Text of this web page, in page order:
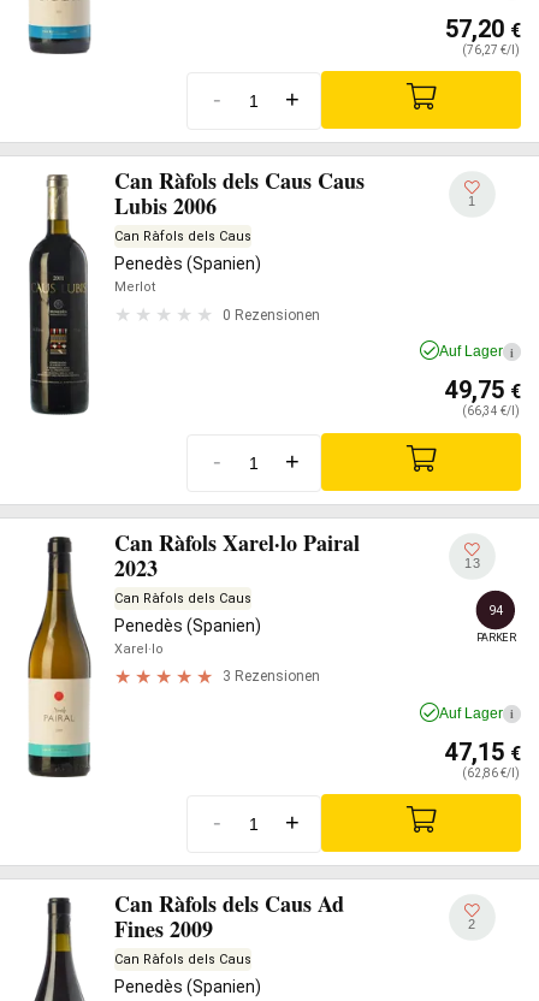
57,20 €
(76,27 €/l)
- +
Can Ràfols dels Caus Caus
Lubis 2006
Can Ràfols dels Caus
Penedès (Spanien)
Merlot
0 Rezensionen
1
Auf Lager i
49,75 €
(66,34 €/l)
- +
Can Ràfols Xarel·lo Pairal
2023
Can Ràfols dels Caus
Penedès (Spanien)
Xarel·lo
3 Rezensionen
13
94
PARKER
Auf Lager i
47,15 €
(62,86 €/l)
- +
Can Ràfols dels Caus Ad
Fines 2009
Can Ràfols dels Caus
Penedès (Spanien)
2